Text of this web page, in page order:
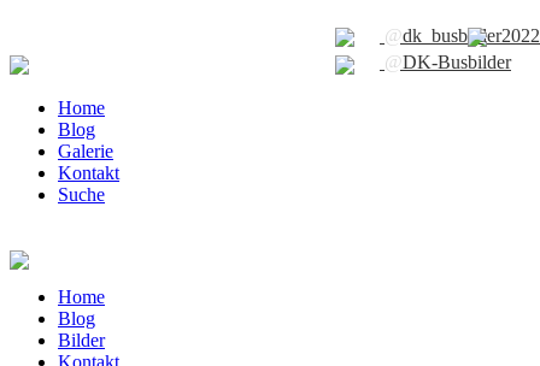
Home
Blog
Galerie
Kontakt
Suche
@dk_busbilder2022
@DK-Busbilder
Home
Blog
Bilder
Kontakt